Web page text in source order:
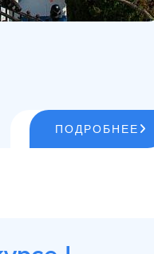
ПОДРОБНЕЕ